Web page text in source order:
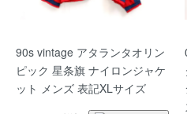
90s vintage アタランタオリン
ピック 星条旗 ナイロンジャケ
ット メンズ 表記XLサイズ